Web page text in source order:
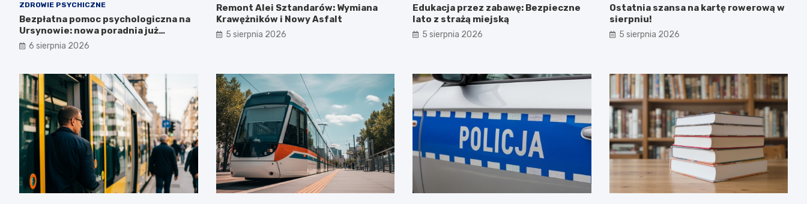
ZDROWIE PSYCHICZNE
Bezpłatna pomoc psychologiczna na
Ursynowie: nowa poradnia już
otwarta!
6 sierpnia 2026
Remont Alei Sztandarów: Wymiana
Krawężników i Nowy Asfalt
5 sierpnia 2026
Edukacja przez zabawę: Bezpieczne
lato z strażą miejską
5 sierpnia 2026
Ostatnia szansa na kartę rowerową w
sierpniu!
5 sierpnia 2026